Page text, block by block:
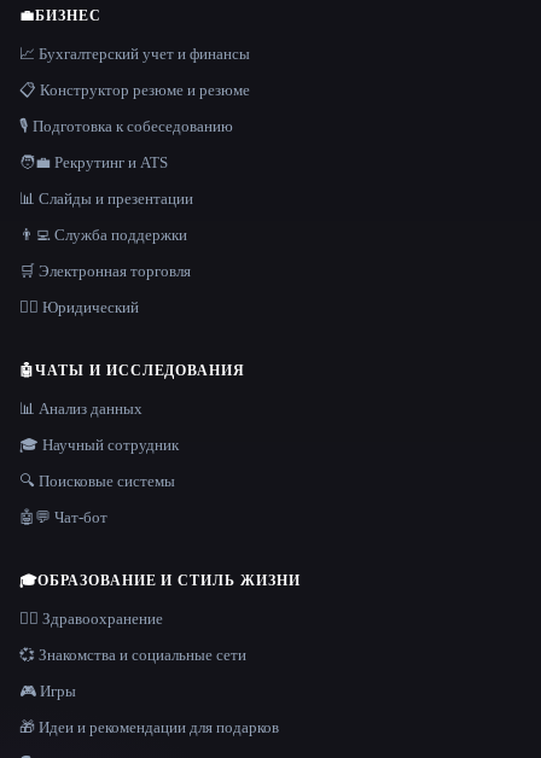
💼БИЗНЕС
📈 Бухгалтерский учет и финансы
📋 Конструктор резюме и резюме
🎙️ Подготовка к собеседованию
🧑‍💼 Рекрутинг и ATS
📊 Слайды и презентации
👨‍💻 Служба поддержки
🛒 Электронная торговля
👩‍⚖️ Юридический
🤖ЧАТЫ И ИССЛЕДОВАНИЯ
📊 Анализ данных
🎓 Научный сотрудник
🔍 Поисковые системы
🤖💬 Чат-бот
🎓ОБРАЗОВАНИЕ И СТИЛЬ ЖИЗНИ
👩‍⚕️ Здравоохранение
💞 Знакомства и социальные сети
🎮 Игры
🎁 Идеи и рекомендации для подарков